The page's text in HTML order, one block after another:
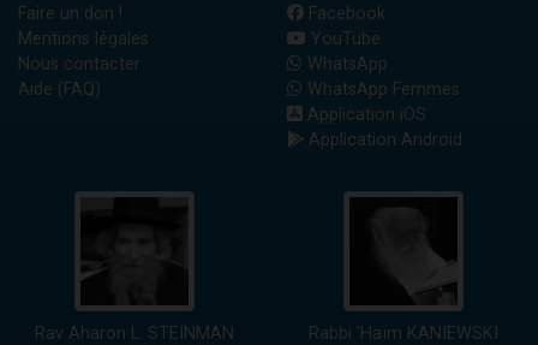
Faire un don !
Mentions légales
Nous contacter
Aide (FAQ)
Facebook
YouTube
WhatsApp
WhatsApp Femmes
Application iOS
Application Android
Rav Aharon L. STEINMAN Rabbi 'Haïm KANIEWSKI